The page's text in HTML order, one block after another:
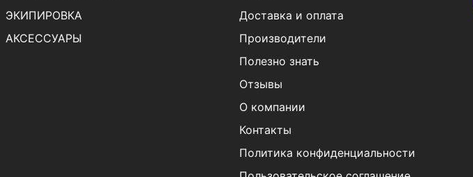
ЭКИПИРОВКА
АКСЕССУАРЫ
Доставка и оплата
Производители
Полезно знать
Отзывы
О компании
Контакты
Политика конфиденциальности